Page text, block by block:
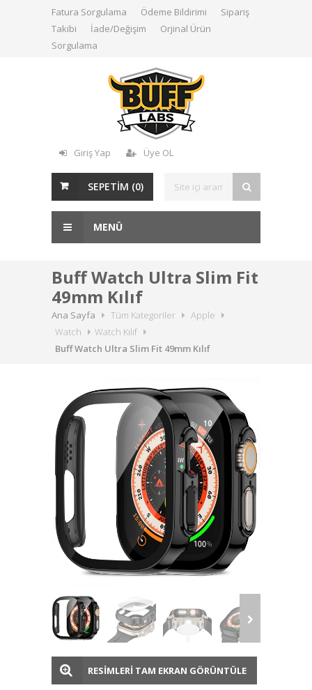
Fatura Sorgulama Ödeme Bildirimi
Sipariş
Takibi
İade/Değişim
Orjinal Ürün
Sorgulama
Giriş Yap Üye OL
SEPETİM (0)
MENÜ
Buff Watch Ultra Slim Fit
49mm Kılıf
Ana Sayfa Tüm Kategoriler
Apple
Watch
Watch Kılıf
Buff Watch Ultra Slim Fit 49mm Kılıf
RESİMLERİ TAM EKRAN GÖRÜNTÜLE